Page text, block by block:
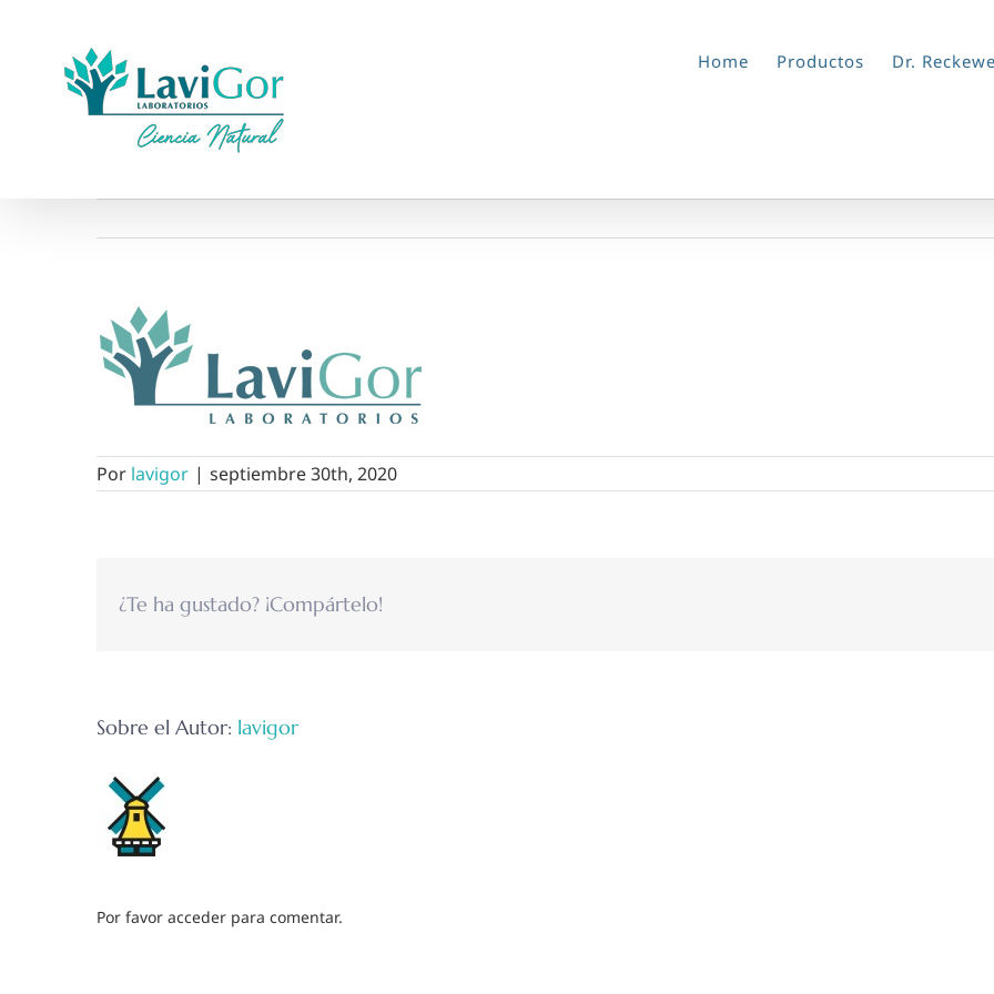
contenido
Home Productos Dr.
Por lavigor | septiembre 30th, 2020
¿Te ha gustado? ¡Compártelo!
Sobre el Autor: lavigor
Por favor acceder para comentar.